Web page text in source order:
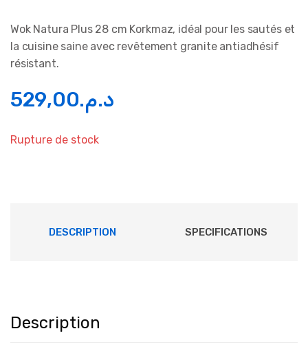
Wok Natura Plus 28 cm Korkmaz, idéal pour les sautés et
la cuisine saine avec revêtement granite antiadhésif
résistant.
د.م.529,00
Rupture de stock
DESCRIPTION SPECIFICATIONS
Description